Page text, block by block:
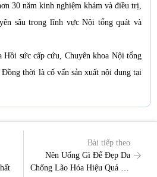
30 năm kinh nghiệm khám và điều trị,
sâu trong lĩnh vực Nội tổng quát và
sức cấp cứu, Chuyên khoa Nội tổng
thời là cố vấn sản xuất nội dung tại
Bài tiếp theo
Nên Uống Gì Để Đẹp Da
Chống Lão Hóa Hiệu Quả Và